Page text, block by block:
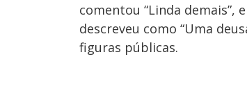
comentou “Linda demais”,
descreveu como “Uma
figuras públicas.